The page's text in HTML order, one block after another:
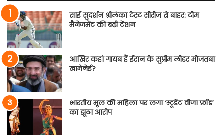
साई सुदर्शन श्रीलंका टेस्ट सीरीज से बाहर: टीम
मैनेजमेंट की बढ़ी टेंशन
आखिर कहां गायब हैं ईरान के सुप्रीम लीडर मोजतबा
खामेनेई?
भारतीय मूल की महिला पर लगा ‘स्टूडेंट वीजा फ्रॉड’
का झूठा आरोप